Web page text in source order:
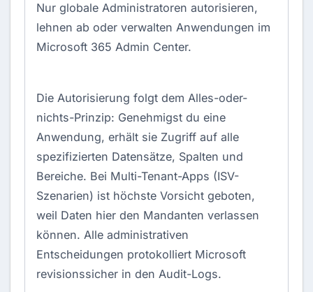
Nur globale Administratoren autorisieren,
lehnen ab oder verwalten Anwendungen im
Microsoft 365 Admin Center.
Die Autorisierung folgt dem Alles-oder-
nichts-Prinzip: Genehmigst du eine
Anwendung, erhält sie Zugriff auf alle
spezifizierten Datensätze, Spalten und
Bereiche. Bei Multi-Tenant-Apps (ISV-
Szenarien) ist höchste Vorsicht geboten,
weil Daten hier den Mandanten verlassen
können. Alle administrativen
Entscheidungen protokolliert Microsoft
revisionssicher in den Audit-Logs.